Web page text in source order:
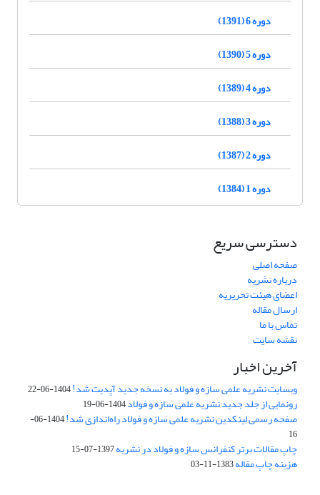
دوره 6 (1391)
دوره 5 (1390)
دوره 4 (1389)
دوره 3 (1388)
دوره 2 (1387)
دوره 1 (1384)
دسترسی سریع
صفحه اصلی
درباره نشریه
اعضای هیئت تحریریه
ارسال مقاله
تماس با ما
نقشه سایت
آخرین اخبار
وبسایت نشریه علمی سازه و فولاد به نسخه جدید آپدیت شد!1404-06-22
رونمایی از جلد جدید نشریه علمی سازه و فولاد1404-06-19
صفحه رسمی لینکدین نشریه علمی سازه و فولاد راه‌اندازی شد!
1404-06-
16
چاپ مقالات برتر کنفرانس سازه و فولاد در نشریه1397-07-15
هزینه چاپ مقاله1383-11-03